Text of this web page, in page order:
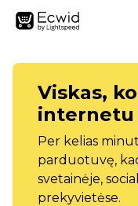
Viskas,
internetu
Per kelias
parduotuvę,
svetainėje,
prekyvietėse.